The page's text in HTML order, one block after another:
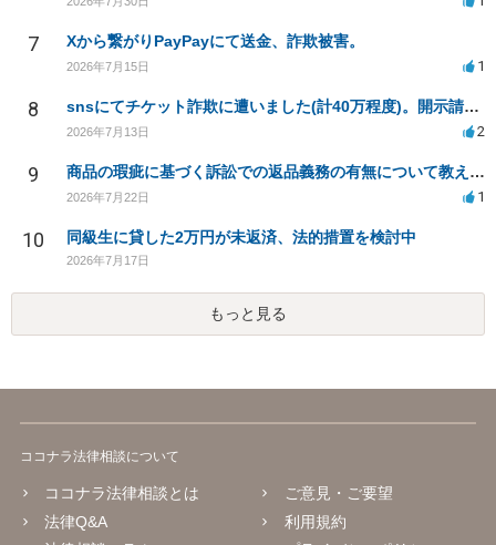
7 Xから繋がりPayPayにて送金、詐欺被害。
2026年7月15日 1
8 snsにてチケット詐欺に遭いました(計40万程度)。開示請求や今後の対応について質問したいです。
2026年7月13日 2
9 商品の瑕疵に基づく訴訟での返品義務の有無について教えてください
2026年7月22日 1
10 同級生に貸した2万円が未返済、法的措置を検討中
2026年7月17日
もっと見る
ココナラ法律相談について
ココナラ法律相談とは
法律Q&A
ご意見・ご要望
利用規約